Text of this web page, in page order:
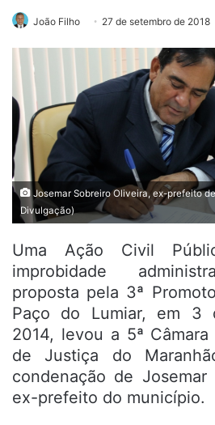
João Filho 27 de setembro de 2018
Josemar Sobreiro Oliveira, ex-prefeito
Divulgação)
Uma Ação Civil
improbidade
proposta pela 3ª
Paço do Lumiar, em 3
2014, levou a 5ª
de Justiça do
condenação de Josemar
ex-prefeito do município.